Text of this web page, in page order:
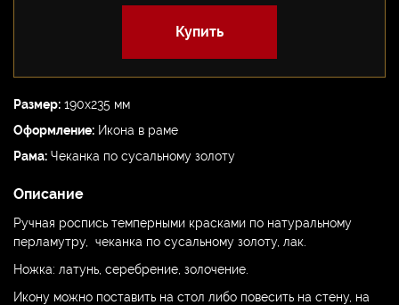
Купить
Размер: 190х235 мм
Оформление: Икона в раме
Рама: Чеканка по сусальному золоту
Описание
Ручная роспись темперными красками по натуральному
перламутру, чеканка по сусальному золоту, лак.
Ножка: латунь, серебрение, золочение.
Икону можно поставить на стол либо повесить на стену, на